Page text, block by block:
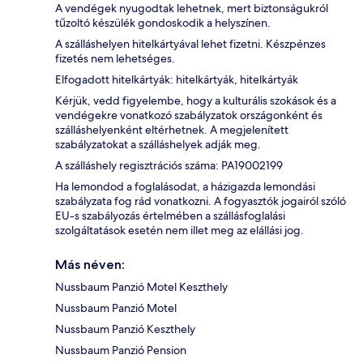
A vendégek nyugodtak lehetnek, mert biztonságukról
tűzoltó készülék gondoskodik a helyszínen.
A szálláshelyen hitelkártyával lehet fizetni. Készpénzes
fizetés nem lehetséges.
Elfogadott hitelkártyák: hitelkártyák, hitelkártyák
Kérjük, vedd figyelembe, hogy a kulturális szokások és a
vendégekre vonatkozó szabályzatok országonként és
szálláshelyenként eltérhetnek. A megjelenített
szabályzatokat a szálláshelyek adják meg.
A szálláshely regisztrációs száma: PA19002199
Ha lemondod a foglalásodat, a házigazda lemondási
szabályzata fog rád vonatkozni. A fogyasztók jogairól szóló
EU-s szabályozás értelmében a szállásfoglalási
szolgáltatások esetén nem illet meg az elállási jog.
Más néven:
Nussbaum Panzió Motel Keszthely
Nussbaum Panzió Motel
Nussbaum Panzió Keszthely
Nussbaum Panzió Pension